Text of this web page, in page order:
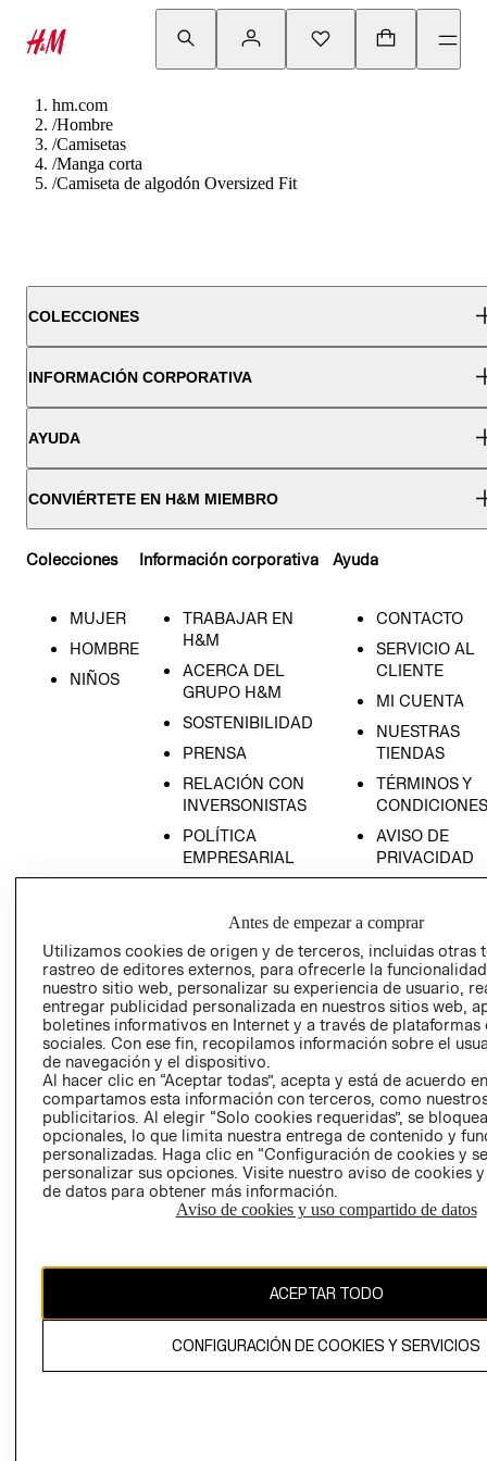
hm.com
/Hombre
/Camisetas
/Manga corta
/Camiseta de algodón Oversized Fit
COLECCIONES
INFORMACIÓN CORPORATIVA
AYUDA
CONVIÉRTETE EN H&M MIEMBRO
Colecciones
MUJER
HOMBRE
NIÑOS
Información corporativa
TRABAJAR EN
H&M
ACERCA DEL
GRUPO H&M
SOSTENIBILIDAD
PRENSA
RELACIÓN CON
INVERSONISTAS
POLÍTICA
EMPRESARIAL
Ayuda
CONTACTO
SERVICIO AL
CLIENTE
MI CUENTA
NUESTRAS
TIENDAS
TÉRMINOS Y
CONDICIONES
AVISO DE
PRIVACIDAD
AVISO DE
LIBRO DE
Ecuador ($)
CAMBIAR REGIÓN
propiedad de H&M Hennes & Mauritz AB.
Antes de empezar a comprar
Utilizamos cookies de origen y de terceros, incluidas otras
rastreo de editores externos, para ofrecerle la
nuestro sitio web, personalizar su experiencia de usuario,
entregar publicidad personalizada en nuestros sitios web,
boletines informativos en Internet y a través de plataformas
sociales. Con ese fin, recopilamos información sobre el
de navegación y el dispositivo.
Al hacer clic en “Aceptar todas”, acepta y está de acuerdo
compartamos esta información con terceros, como
publicitarios. Al elegir “Solo cookies requeridas”, se
opcionales, lo que limita nuestra entrega de contenido y
personalizadas. Haga clic en “Configuración de cookies y
personalizar sus opciones. Visite nuestro aviso de cookies
de datos para obtener más información.
Aviso de cookies y uso compartido de datos
ACEPTAR TODO
CONFIGURACIÓN DE COOKIES Y SERVICIOS